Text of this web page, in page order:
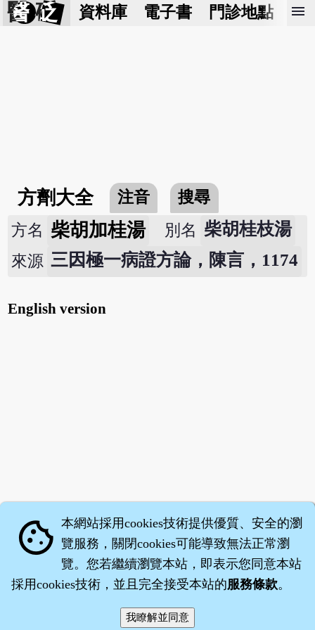
醫 砭 資料庫 電子書 門診地點 預
menu
方劑大全 注音
搜尋
方名 柴胡加桂湯 別名 柴胡桂枝湯
來源 三因極一病證方論，陳言，1174
English version
‧沈藥子©2008～2026
cookie 本網站採用cookies技術提供優質、安全的瀏
覽服務，關閉cookies可能導致無法正常瀏
覽。您若繼續瀏覽本站，即表示您同意本站
採用cookies技術，並且完全接受本站的服務條款。